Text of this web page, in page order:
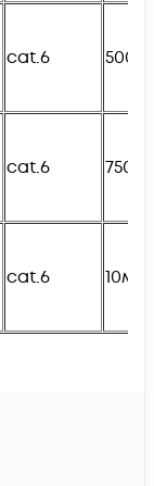
cat.6
cat.6
cat.6 10м